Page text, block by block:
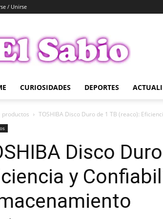
/ Unirse
Sabio
CURIOSIDADES DEPORTES
productos TOSHIBA Disco Duro de 1 TB (reaco):
Disco
y